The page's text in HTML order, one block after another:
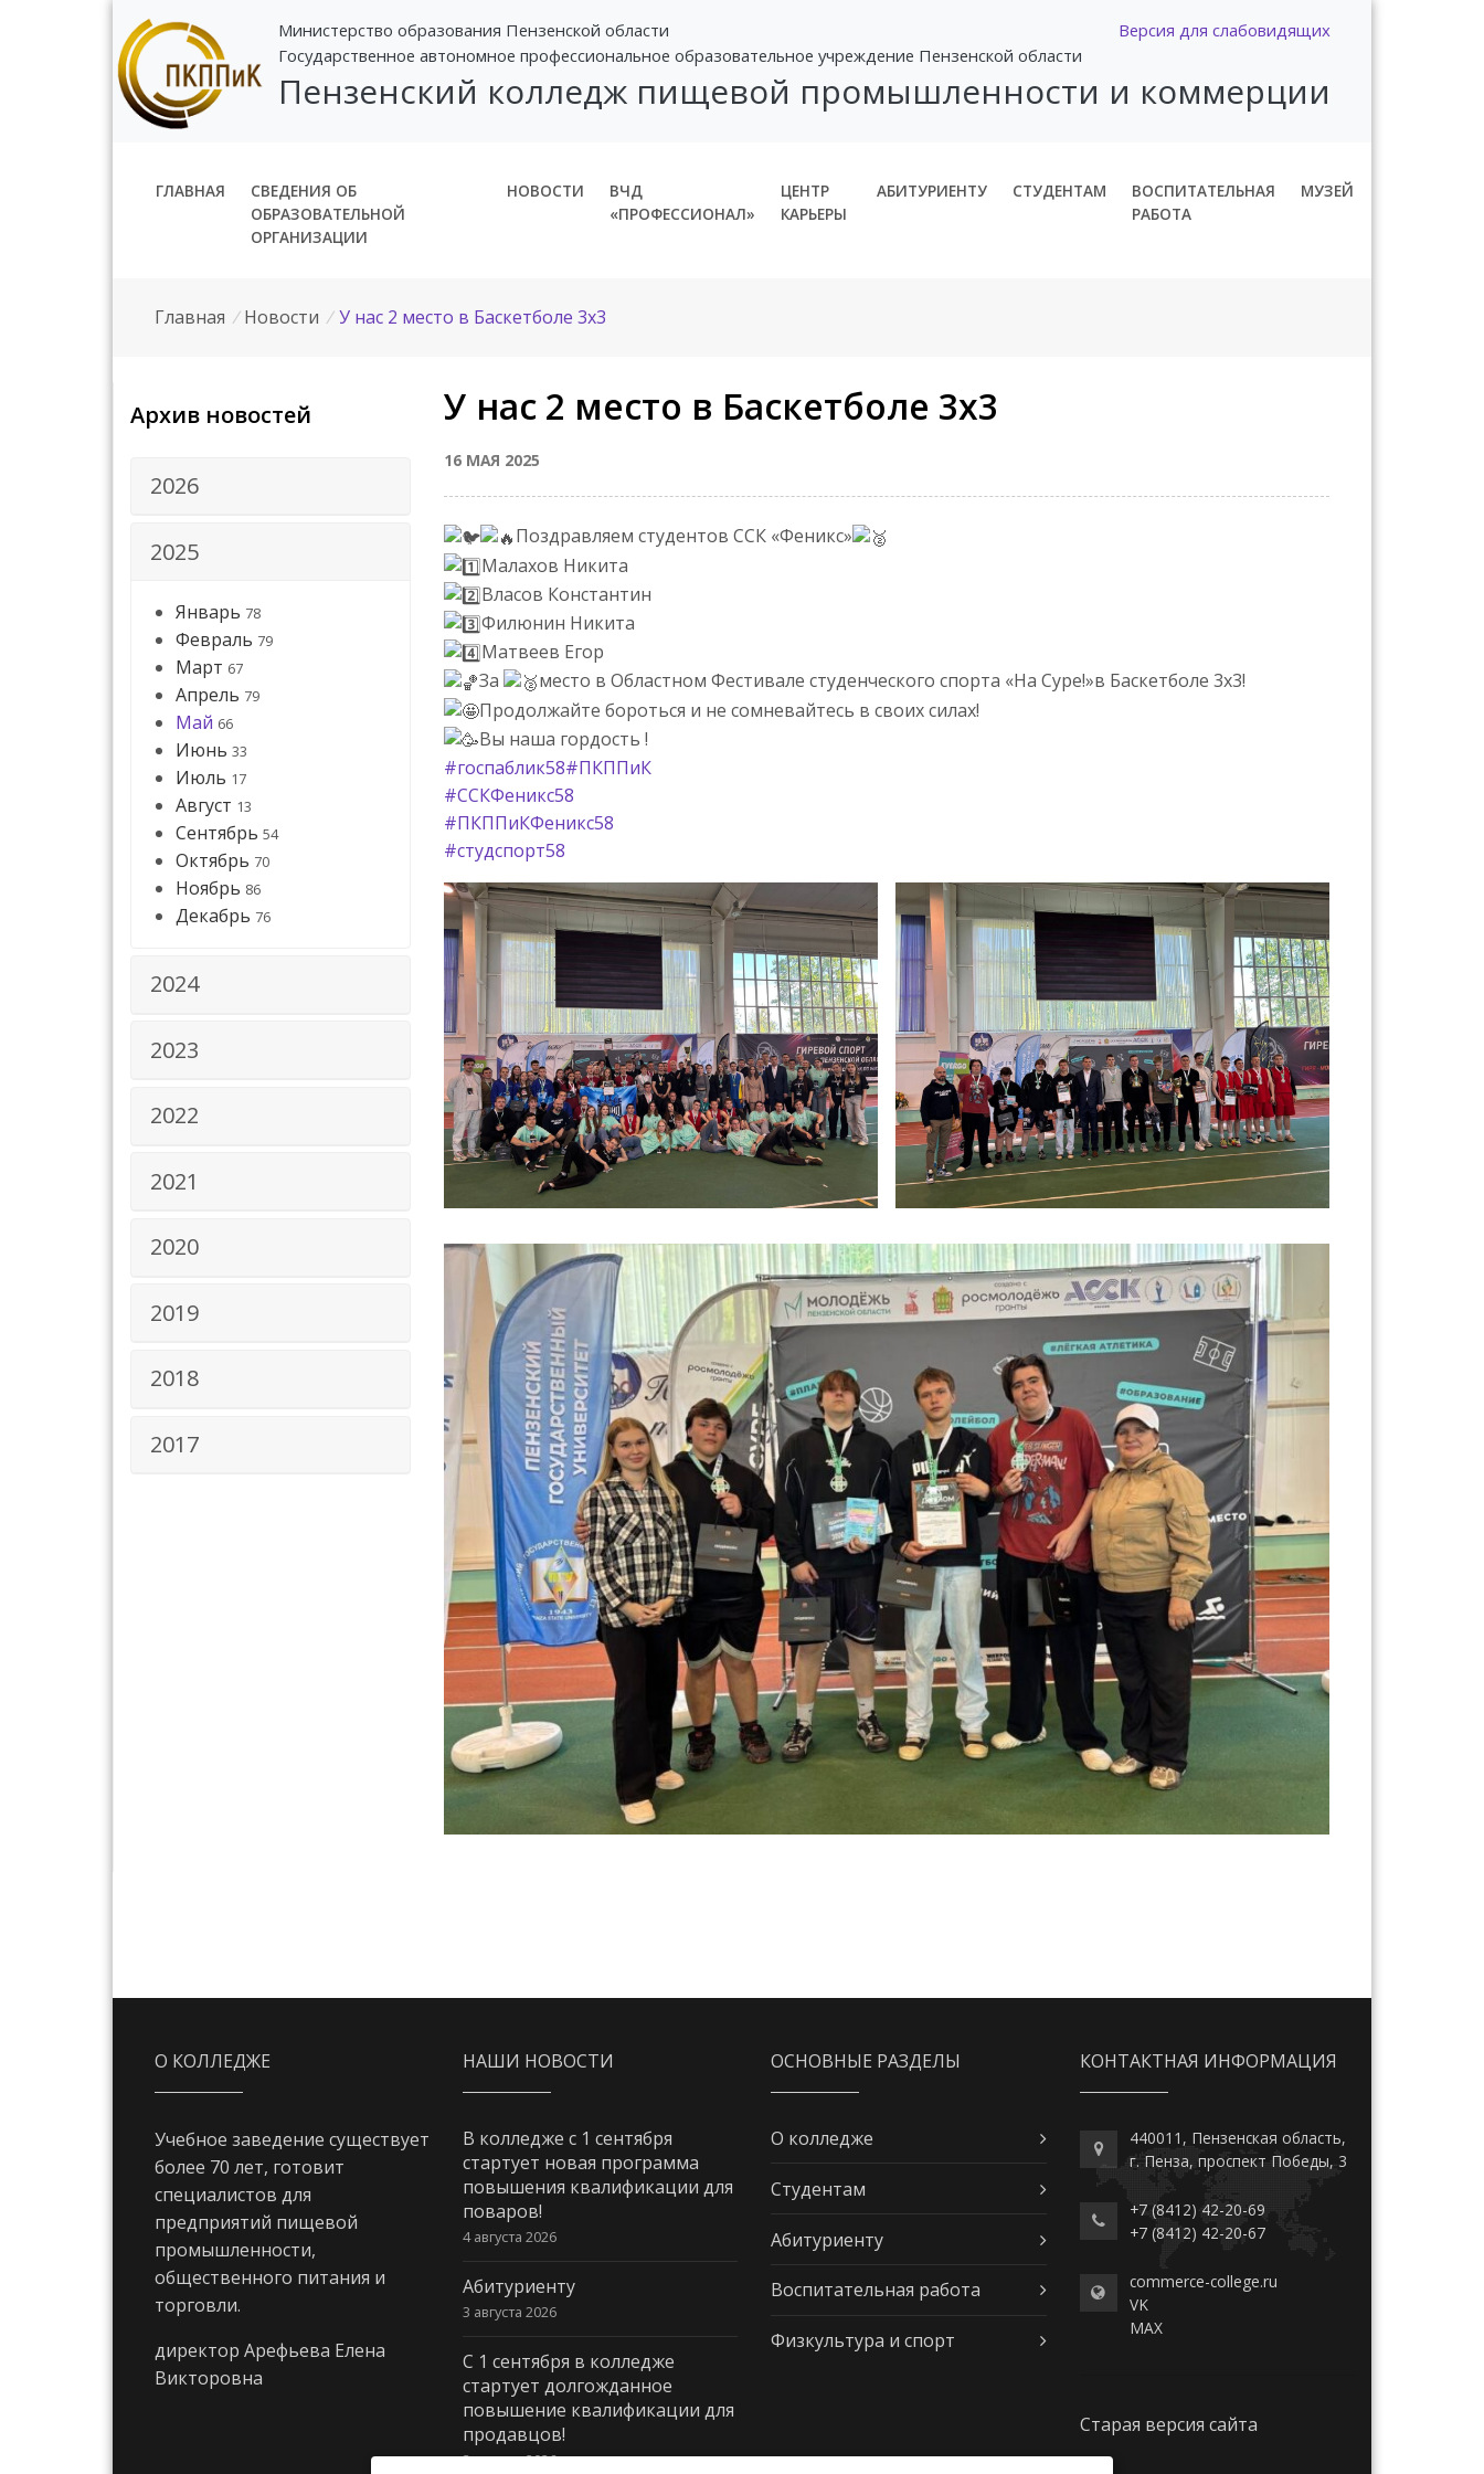
Версия для слабовидящих
Министерство образования Пензенской области
Государственное автономное профессиональное образовательное учреждение Пензенской области
Пензенский колледж пищевой промышленности и коммерции
ГЛАВНАЯ
СВЕДЕНИЯ ОБ
ОБРАЗОВАТЕЛЬНОЙ
ОРГАНИЗАЦИИ
НОВОСТИ
ВЧД
«ПРОФЕССИОНАЛ»
ЦЕНТР
КАРЬЕРЫ
АБИТУРИЕНТУ СТУДЕНТАМ
ВОСПИТАТЕЛЬНАЯ
РАБОТА
МУЗЕЙ
Главная / Новости / У нас 2 место в Баскетболе 3х3
Архив новостей
2026
2025
Январь 78
Февраль 79
Март 67
Апрель 79
Май 66
Июнь 33
Июль 17
Август 13
Сентябрь 54
Октябрь 70
Ноябрь 86
Декабрь 76
2024
2023
2022
2021
2020
2019
2018
2017
У нас 2 место в Баскетболе 3х3
16 МАЯ 2025
Поздравляем студентов ССК «Феникс»
Малахов Никита
Власов Константин
Филюнин Никита
Матвеев Егор
За
место в Областном Фестивале студенческого спорта «На Суре!»в Баскетболе 3х3!
Продолжайте бороться и не сомневайтесь в своих силах!
Вы наша гордость !
#госпаблик58#ПКППиК
#ССКФеникс58
#ПКППиКФеникс58
#студспорт58
О КОЛЛЕДЖЕ
Учебное заведение существует
более 70 лет, готовит
специалистов для
предприятий пищевой
промышленности,
общественного питания и
торговли.
директор Арефьева Елена
Викторовна
НАШИ НОВОСТИ
В колледже с 1 сентября
стартует новая программа
повышения квалификации для
поваров!
4 августа 2026
Абитуриенту
3 августа 2026
С 1 сентября в колледже
стартует долгожданное
повышение квалификации для
продавцов!
3 августа 2026
ОСНОВНЫЕ РАЗДЕЛЫ
О колледже
Студентам
Абитуриенту
Воспитательная работа
Физкультура и спорт
КОНТАКТНАЯ ИНФОРМАЦИЯ
440011, Пензенская область,
г. Пенза, проспект Победы, 3
+7 (8412) 42-20-69
+7 (8412) 42-20-67
commerce-college.ru
VK
MAX
Старая версия сайта